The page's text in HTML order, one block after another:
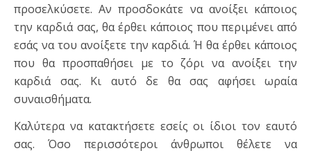
προσελκύσετε. Αν προσδοκάτε να ανοίξει κά­ποιος
την καρδιά σας, θα έρθει κάποιος που περιμένει από
εσάς να του ανοίξετε την καρδιά. Ή θα έρθει κάποιος
που θα προσπα­θήσει με το ζόρι να ανοίξει την
καρδιά σας. Κι αυτό δε θα σας αφήσει ωραία
συναισθήματα.
Καλύτερα να κατακτήσετε εσείς οι ίδιοι τον εαυτό
σας. Όσο πε­ρισσότεροι άνθρωποι θέλετε να